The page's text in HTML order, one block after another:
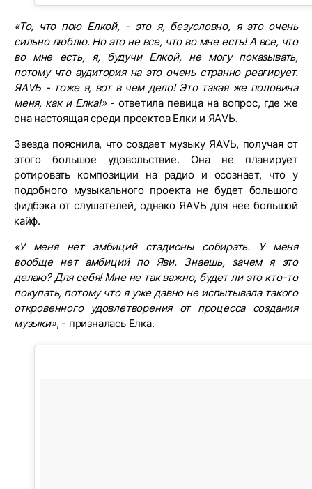
«То, что пою Елкой, - это я, безусловно, я это очень
сильно люблю. Но это не все, что во мне есть! А все, что
во мне есть, я, будучи Елкой, не могу показывать,
потому что аудитория на это очень странно реагирует.
ЯАVЬ - тоже я, вот в чем дело! Это такая же половина
меня, как и Елка!»- ответила певица на вопрос, где же
она настоящая среди проектов Елки и ЯАVЬ.
Звезда пояснила, что создает музыку ЯАVЬ, получая от
этого большое удовольствие. Она не планирует
ротировать композиции на радио и осознает, что у
подобного музыкального проекта не будет большого
фидбэка от слушателей, однако ЯАVЬ для нее большой
кайф.
«У меня нет амбиций стадионы собирать. У меня
вообще нет амбиций по Яви. Знаешь, зачем я это
делаю? Для себя! Мне не так важно, будет ли это кто-то
покупать, потому что я уже давно не испытывала такого
откровенного удовлетворения от процесса создания
музыки», - призналась Елка.